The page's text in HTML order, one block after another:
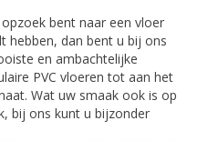
bent naar een vloer
hebben, dan bent u bij ons
en ambachtelijke
PVC vloeren tot aan het
Wat uw smaak ook is op
, bij ons kunt u bijzonder